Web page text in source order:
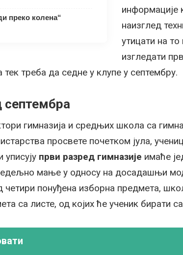
преко колена“
информације
наизглед
утицати на
изгледати
тек треба да седне у клупе у септембру.
гимназија и средњих школа са
просвете почетком јула,
први разред гимназије имаће
мање у односу на досадашњи
понуђена изборна предмета,
са листе, од којих ће ученик бирати